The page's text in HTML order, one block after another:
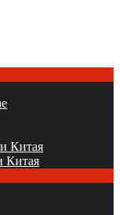
Китая
Китая